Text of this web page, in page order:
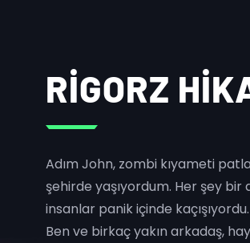
RİGORZ
Adım John, zombi kıyameti
şehirde yaşıyordum. Her şey
insanlar panik içinde
Ben ve birkaç yakın arkadaş,